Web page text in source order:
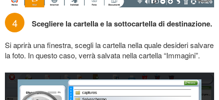
4 Scegliere la cartella e la sottocartella di destinazione.
Si aprirà una finestra, scegli la cartella nella quale desideri salvare
la foto. In questo caso, verrà salvata nella cartella “Immagini”.